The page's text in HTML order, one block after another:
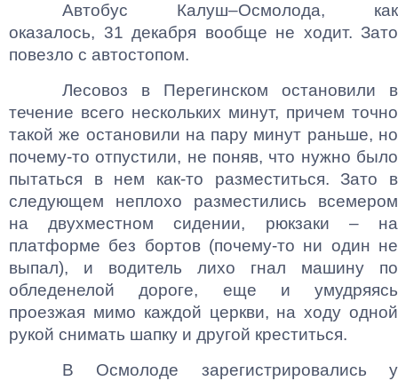
Автобус Калуш–Осмолода, как
оказалось, 31 декабря вообще не ходит. Зато
повезло с автостопом.
Лесовоз в Перегинском остановили в
течение всего нескольких минут, причем точно
такой же остановили на пару минут раньше, но
почему-то отпустили, не поняв, что нужно было
пытаться в нем как-то разместиться. Зато в
следующем неплохо разместились всемером
на двухместном сидении, рюкзаки – на
платформе без бортов (почему-то ни один не
выпал), и водитель лихо гнал машину по
обледенелой дороге, еще и умудряясь
проезжая мимо каждой церкви, на ходу одной
рукой снимать шапку и другой креститься.
В Осмолоде зарегистрировались у